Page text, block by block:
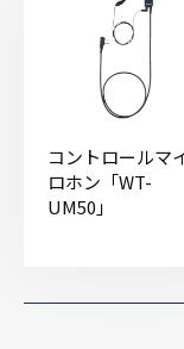
コントロールマ
ロホン「WT-
UM50」